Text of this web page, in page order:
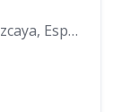
Calle Heros 7, 48009 Bilbao, Vizcaya, España